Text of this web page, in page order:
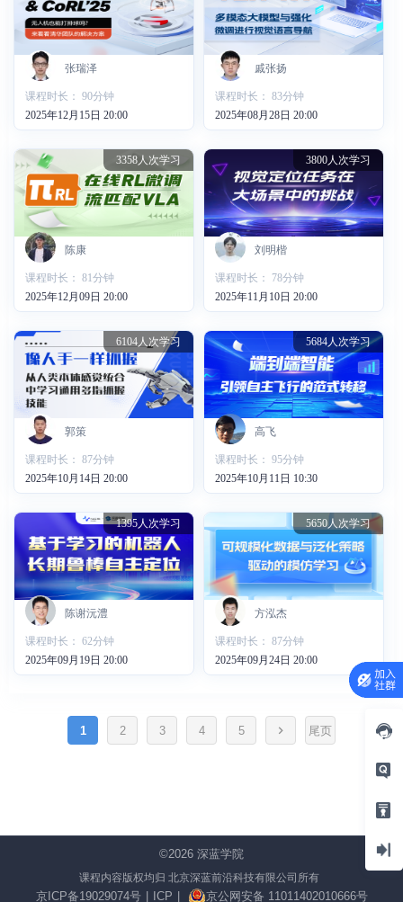
张瑞泽
课程时长： 90分钟
2025年12月15日 20:00
戚张扬
课程时长： 83分钟
2025年08月28日 20:00
陈康
课程时长： 81分钟
2025年12月09日 20:00
3358人次学习
刘明楷
课程时长： 78分钟
2025年11月10日 20:00
3800人次学习
郭策
课程时长： 87分钟
2025年10月14日 20:00
6104人次学习
高飞
课程时长： 95分钟
2025年10月11日 10:30
5684人次学习
陈谢沅澧
课程时长： 62分钟
2025年09月19日 20:00
1395人次学习
方泓杰
课程时长： 87分钟
2025年09月24日 20:00
5650人次学习
1 2 3 4 5 尾页
©2026 深蓝学院
课程内容版权均归 北京深蓝前沿科技有限公司所有
京ICP备19029074号 ICP 京公网安备 11011402010666号